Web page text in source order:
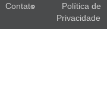
Contato
Política de
Privacidade